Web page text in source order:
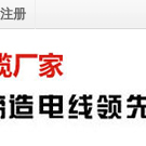
册